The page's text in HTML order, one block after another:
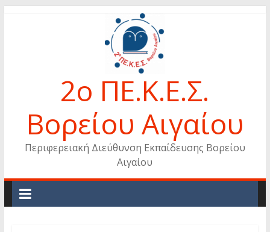
2ο ΠΕ.Κ.Ε.Σ.
Βορείου Αιγαίου
Περιφερειακή Διεύθυνση Εκπαίδευσης Βορείου
Αιγαίου